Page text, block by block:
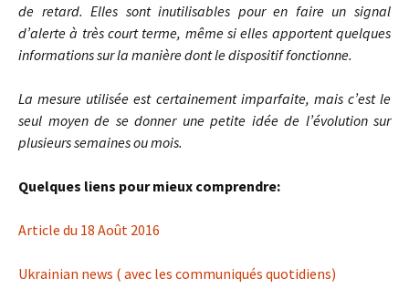
de retard. Elles sont inutilisables pour en faire un signal
d’alerte à très court terme, même si elles apportent quelques
informations sur la manière dont le dispositif fonctionne.
La mesure utilisée est certainement imparfaite, mais c’est le
seul moyen de se donner une petite idée de l’évolution sur
plusieurs semaines ou mois.
Quelques liens pour mieux comprendre:
Article du 18 Août 2016
Ukrainian news ( avec les communiqués quotidiens)